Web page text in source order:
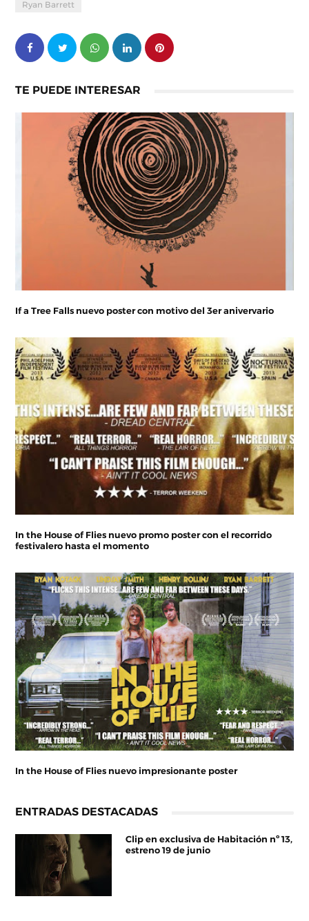
Ryan Barrett
TE PUEDE INTERESAR
If a Tree Falls nuevo poster con motivo del 3er anivervario
In the House of Flies nuevo promo poster con el recorrido
festivalero hasta el momento
In the House of Flies nuevo impresionante poster
ENTRADAS DESTACADAS
Clip en exclusiva de Habitación nº 13,
estreno 19 de junio